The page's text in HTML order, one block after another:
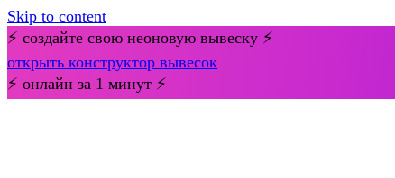
Skip to content
⚡ создайте свою неоновую вывеску ⚡
открыть конструктор вывесок
⚡ онлайн за 1 минут ⚡